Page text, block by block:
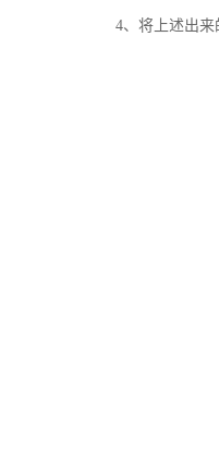
4、将上述出来的半成品再